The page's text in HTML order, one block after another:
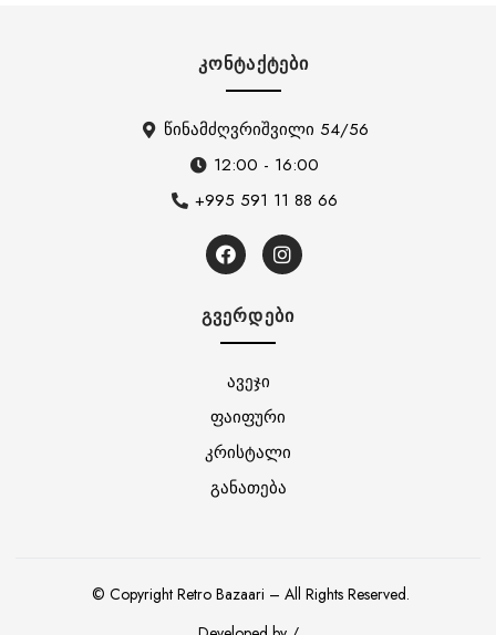
ᲙᲝᲜᲢᲐᲥᲢᲔᲑᲘ
წინამძღვრიშვილი 54/56
12:00 - 16:00
+995 591 11 88 66
ᲒᲕᲔᲠᲓᲔᲑᲘ
ავეჯი
ფაიფური
კრისტალი
განათება
© Copyright Retro Bazaari – All Rights Reserved.